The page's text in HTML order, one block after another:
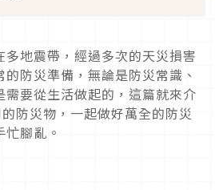
多地震帶，經過多次的天災損害
防災準備，無論是防災常識、
需要從生活做起的，這篇就來介
防災物，一起做好萬全的防災
腳亂。